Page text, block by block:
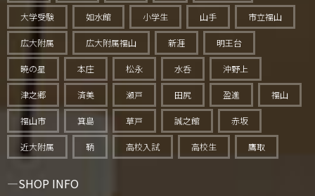
大学受験 如水館 小学生 山手 市立福山
広大附属 広大附属福山 新涯 明王台
暁の星 本庄 松永 水呑 沖野上
津之郷 済美 瀬戸 田尻 盈進 福山
福山市 箕島 草戸 誠之館 赤坂
近大附属 鞆 高校入試 高校生 鷹取
SHOP INFO